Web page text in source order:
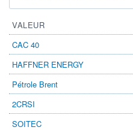
VALEUR
CAC 40
HAFFNER ENERGY
Pétrole Brent
2CRSI
SOITEC